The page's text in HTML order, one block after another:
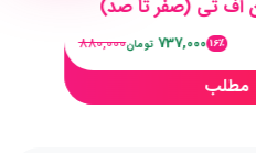
اف تی (صفر تا صد)
16٪ 737,000 تومان880,000
مطلب